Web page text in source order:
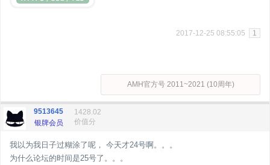
2017-12-25 08:55:05 1
AMH官方号 2011~2021 (10周年)
9513645
银牌会员
1428.02
价值分
我以为我日子过糊涂了呢， 今天才24号啊。。。
为什么论坛的时间是25号了。。。